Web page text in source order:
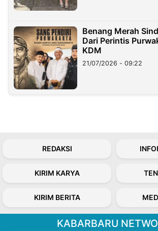
Benang Merah
Dari Perintis
KDM
21/07/2026 - 09:22
REDAKSI
KIRIM KARYA
KIRIM BERITA
KABARBARU